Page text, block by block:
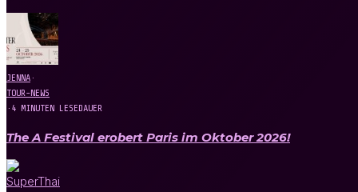
JENNA ·
TOUR-NEWS
· 4 MINUTEN LESEDAUER
The A Festival erobert Paris im Oktober 2026!